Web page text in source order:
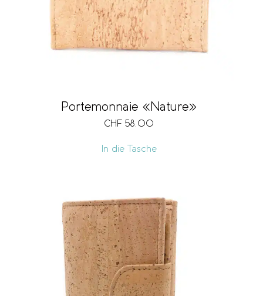
Portemonnaie «Nature»
CHF 58.00
In die Tasche